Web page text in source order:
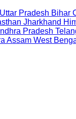
Uttar Pradesh Bihar
Jharkhand
Pradesh
Assam West